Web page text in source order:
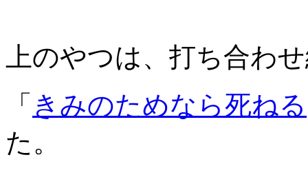
上のやつは、打ち合わ
「 きみのためなら死ねる
た。